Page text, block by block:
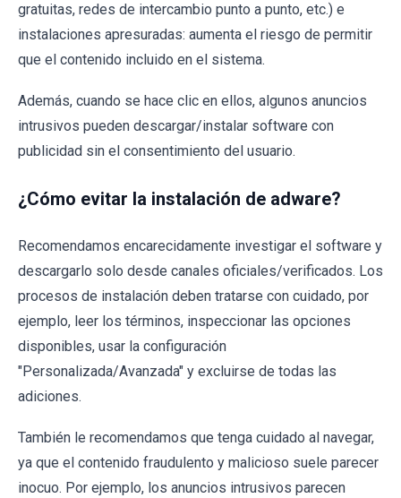
gratuitas, redes de intercambio punto a punto, etc.) e
instalaciones apresuradas: aumenta el riesgo de permitir
que el contenido incluido en el sistema.
Además, cuando se hace clic en ellos, algunos anuncios
intrusivos pueden descargar/instalar software con
publicidad sin el consentimiento del usuario.
¿Cómo evitar la instalación de adware?
Recomendamos encarecidamente investigar el software y
descargarlo solo desde canales oficiales/verificados. Los
procesos de instalación deben tratarse con cuidado, por
ejemplo, leer los términos, inspeccionar las opciones
disponibles, usar la configuración
"Personalizada/Avanzada" y excluirse de todas las
adiciones.
También le recomendamos que tenga cuidado al navegar,
ya que el contenido fraudulento y malicioso suele parecer
inocuo. Por ejemplo, los anuncios intrusivos parecen